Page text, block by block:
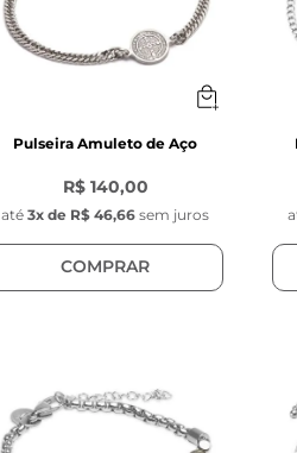
Pulseira Amuleto de Aço
R$ 140,00
até 3x de R$ 46,66 sem juros
COMPRAR